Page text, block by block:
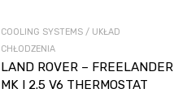
COOLING SYSTEMS / UKŁAD
CHŁODZENIA
LAND ROVER – FREELANDER
MK I 2.5 V6 THERMOSTAT